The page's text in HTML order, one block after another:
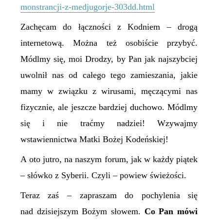
monstrancji-z-medjugorje-303dd.html
Zachęcam do łączności z Kodniem – drogą
internetową. Można też osobiście przybyć.
Módlmy się, moi Drodzy, by Pan jak najszybciej
uwolnił nas od całego tego zamieszania, jakie
mamy w związku z wirusami, męczącymi nas
fizycznie, ale jeszcze bardziej duchowo. Módlmy
się i nie traćmy nadziei! Wzywajmy
wstawiennictwa Matki Bożej Kodeńskiej!
A oto jutro, na naszym forum, jak w każdy piątek
– słówko z Syberii. Czyli – powiew świeżości.
Teraz zaś – zapraszam do pochylenia się
nad dzisiejszym Bożym słowem. Co Pan mówi